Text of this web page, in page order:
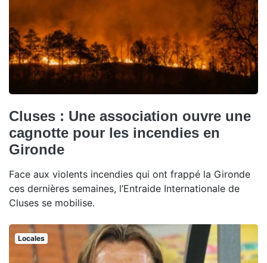
Cluses : Une association ouvre une
cagnotte pour les incendies en
Gironde
Face aux violents incendies qui ont frappé la Gironde
ces dernières semaines, l’Entraide Internationale de
Cluses se mobilise.
Locales